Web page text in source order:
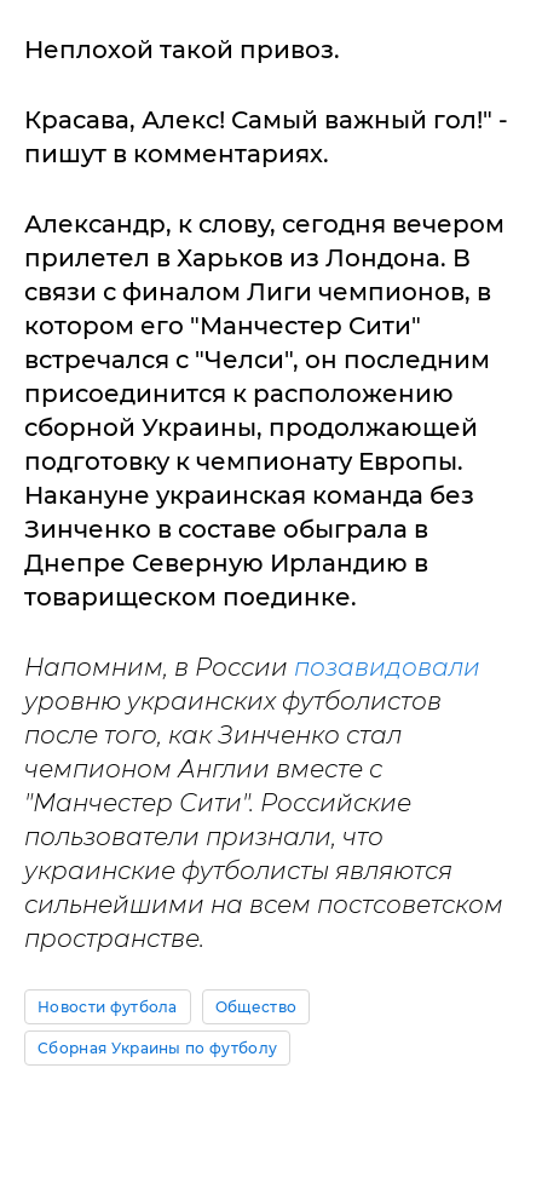
Неплохой такой привоз.
Красава, Алекс! Самый важный гол!" -
пишут в комментариях.
Александр, к слову, сегодня вечером
прилетел в Харьков из Лондона. В
связи с финалом Лиги чемпионов, в
котором его "Манчестер Сити"
встречался с "Челси", он последним
присоединится к расположению
сборной Украины, продолжающей
подготовку к чемпионату Европы.
Накануне украинская команда без
Зинченко в составе обыграла в
Днепре Северную Ирландию в
товарищеском поединке.
Напомним, в России позавидовали
уровню украинских футболистов
после того, как Зинченко стал
чемпионом Англии вместе с
"Манчестер Сити". Российские
пользователи признали, что
украинские футболисты являются
сильнейшими на всем постсоветском
пространстве.
Новости футбола Общество
Сборная Украины по футболу